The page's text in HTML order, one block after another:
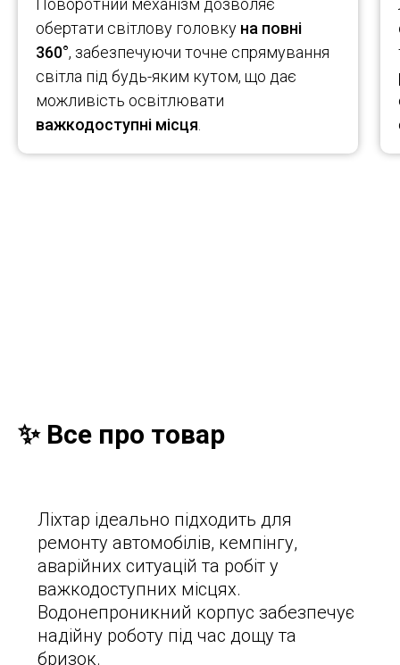
Поворотний механізм дозволяє
обертати світлову головку на повні
360°, забезпечуючи точне спрямування
світла під будь-яким кутом, що дає
можливість освітлювати
важкодоступні місця
✨ Все про товар
Ліхтар ідеально підходить для
ремонту автомобілів, кемпінгу,
аварійних ситуацій та робіт у
важкодоступних місцях.
Водонепроникний корпус забезпечує
надійну роботу під час дощу та
бризок.